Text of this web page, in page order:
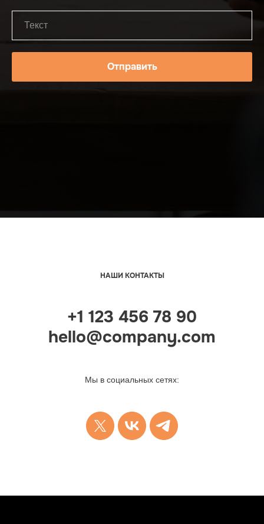
Отправить
НАШИ КОНТАКТЫ
+1 123 456 78 90
hello@company.com
Мы в социальных сетях: